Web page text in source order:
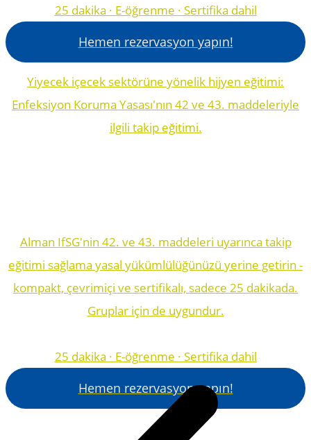
25 dakika · E-öğrenme · Sertifika dahil
Hemen rezervasyon yapın!
Yiyecek içecek sektörüne yönelik hijyen eğitimi:
Enfeksiyon Koruma Yasası'nın 42 ve 43. maddeleriyle
ilgili takip eğitimi.
Alman IfSG'nin 42. ve 43. maddeleri uyarınca takip
eğitimi sağlama yasal yükümlülüğünüzü yerine getirin -
kompakt, çevrimiçi ve sertifikalı, sadece 25 dakikada.
Gruplar için de uygundur.
25 dakika · E-öğrenme · Sertifika dahil
Hemen rezervasyon yapın!